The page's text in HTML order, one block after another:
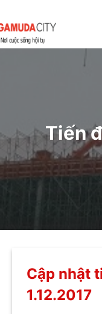
Tiến
Cập nhật
1.12.2017